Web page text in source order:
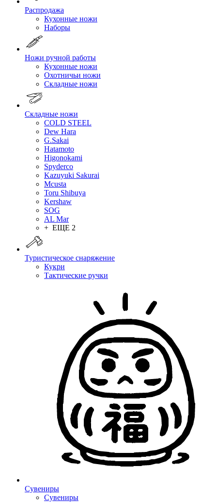
Распродажа
Кухонные ножи
Наборы
Ножи ручной работы
Кухонные ножи
Охотничьи ножи
Складные ножи
Складные ножи
COLD STEEL
Dew Hara
G.Sakai
Hatamoto
Higonokami
Spyderco
Kazuyuki Sakurai
Mcusta
Toru Shibuya
Kershaw
SOG
AL Mar
+ ЕЩЕ 2
Туристическое снаряжение
Кукри
Тактические ручки
Сувениры
Сувениры